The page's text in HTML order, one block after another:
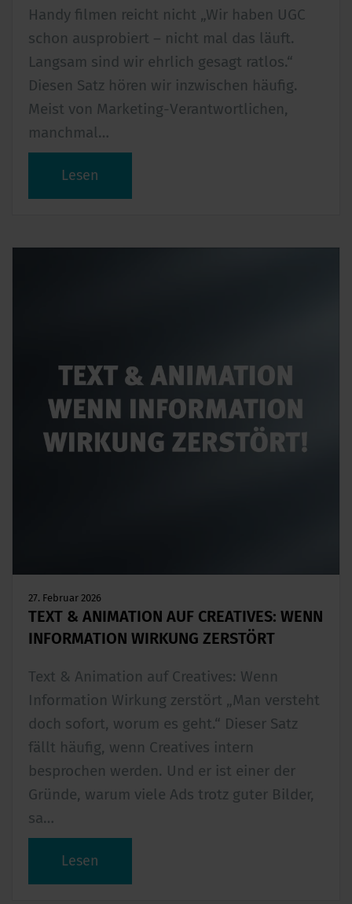
Handy filmen reicht nicht „Wir haben UGC
schon ausprobiert – nicht mal das läuft.
Langsam sind wir ehrlich gesagt ratlos.“
Diesen Satz hören wir inzwischen häufig.
Meist von Marketing-Verantwortlichen,
manchmal…
Lesen
27. Februar 2026
TEXT & ANIMATION AUF CREATIVES: WENN
INFORMATION WIRKUNG ZERSTÖRT
Text & Animation auf Creatives: Wenn
Information Wirkung zerstört „Man versteht
doch sofort, worum es geht.“ Dieser Satz
fällt häufig, wenn Creatives intern
besprochen werden. Und er ist einer der
Gründe, warum viele Ads trotz guter Bilder,
sa…
Lesen